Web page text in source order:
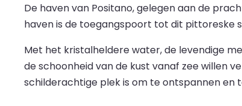
De haven van Positano, gelegen aan de
haven is de toegangspoort tot dit pittoreske
Met het kristalheldere water, de levendige
de schoonheid van de kust vanaf zee willen
schilderachtige plek is om te ontspannen en